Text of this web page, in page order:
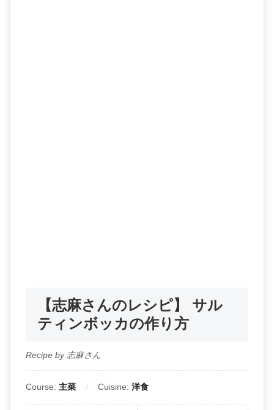
【志麻さんのレシピ】 サル
ティンボッカの作り方
Recipe by 志麻さん
Course: 主菜 Cuisine: 洋食